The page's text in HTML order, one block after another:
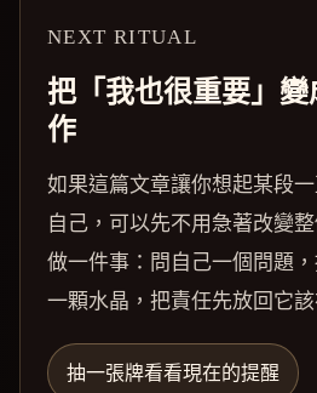
NEXT RITUAL
把「我也很重要」
作
如果這篇文章讓你想起某段
自己，可以先不用急著改變
做一件事：問自己一個問題
一顆水晶，把責任先放回它該
抽一張牌看看現在的提醒